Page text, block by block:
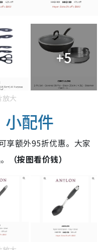
+5
放大
小配件
享额外95折优惠。大家
（按图看价钱）